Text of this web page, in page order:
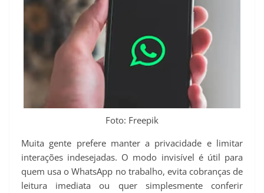
Foto: Freepik
Muita gente prefere manter a privacidade e limitar
interações indesejadas. O modo invisível é útil para
quem usa o WhatsApp no trabalho, evita cobranças de
leitura imediata ou quer simplesmente conferir